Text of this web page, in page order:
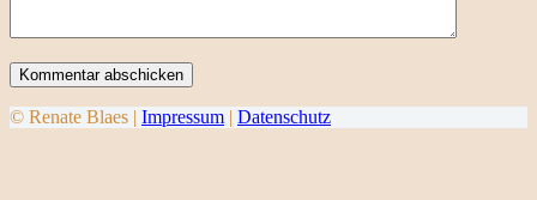
Kommentar abschicken
© Renate Blaes | Impressum | Datenschutz